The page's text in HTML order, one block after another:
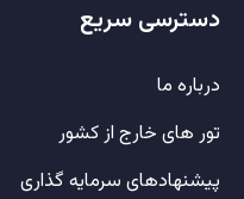
دسترسی سریع
درباره ما
تور های خارج از کشور
پیشنهادهای سرمایه گذاری